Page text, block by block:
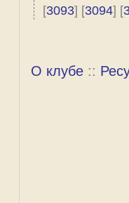
[3093] [3094] [
О клубе ::